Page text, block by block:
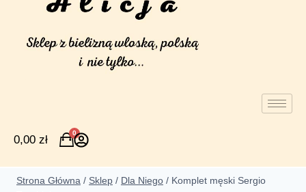
0,00 zł
0
Strona Główna / Sklep / Dla Niego / Komplet męski Sergio